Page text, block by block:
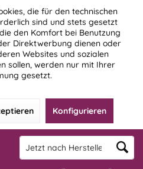
die für den technischen
sind und stets gesetzt
den Komfort bei Benutzung
Direktwerbung dienen oder
Websites und sozialen
sollen, werden nur mit Ihrer
gesetzt.
Konfigurieren